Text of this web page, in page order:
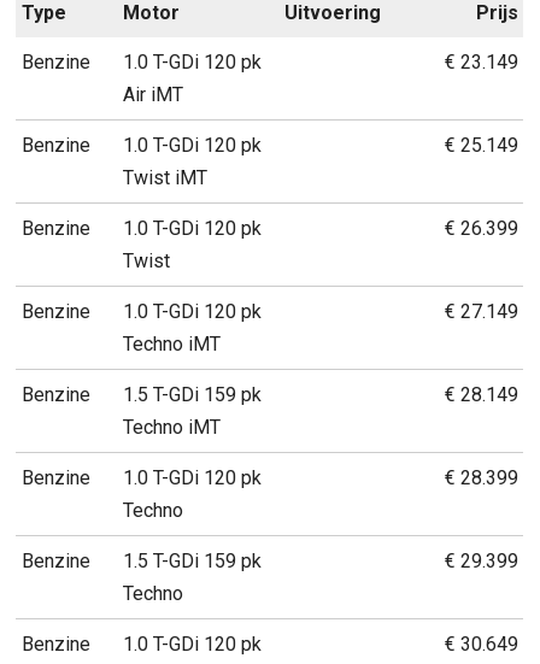
Type Motor Uitvoering Prijs
Benzine
1.0 T-GDi 120 pk
Air iMT
€ 23.149
Benzine
1.0 T-GDi 120 pk
Twist iMT
€ 25.149
Benzine
1.0 T-GDi 120 pk
Twist
€ 26.399
Benzine
1.0 T-GDi 120 pk
Techno iMT
€ 27.149
Benzine
1.5 T-GDi 159 pk
Techno iMT
€ 28.149
Benzine
1.0 T-GDi 120 pk
Techno
€ 28.399
Benzine
1.5 T-GDi 159 pk
Techno
€ 29.399
Benzine
1.0 T-GDi 120 pk
€ 30.649